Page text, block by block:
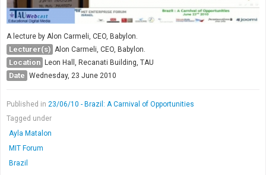
A lecture by Alon Carmeli, CEO, Babylon.
Lecturer(s) Alon Carmeli, CEO, Babylon.
Location Leon Hall, Recanati Building, TAU
Date Wednesday, 23 June 2010
Published in 23/06/10 - Brazil: A Carnival of Opportunities
Tagged under
Ayla Matalon
MIT Forum
Brazil